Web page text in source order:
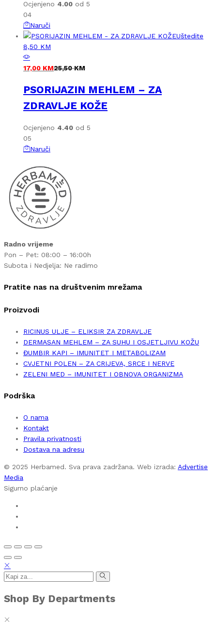
Ocjenjeno 4.00 od 5
04
Naruči
Uštedite
8,50 KM
17,00 KM25,50KM
PSORIJAZIN MEHLEM – ZA
ZDRAVLJE KOŽE
Ocjenjeno 4.40 od 5
05
Naruči
Radno vrijeme
Pon – Pet: 08:00 – 16:00h
Subota i Nedjelja: Ne radimo
Pratite nas na društvenim mrežama
Proizvodi
RICINUS ULJE – ELIKSIR ZA ZDRAVLJE
DERMASAN MEHLEM – ZA SUHU I OSJETLJIVU KOŽU
ĐUMBIR KAPI – IMUNITET I METABOLIZAM
CVJETNI POLEN – ZA CRIJEVA, SRCE I NERVE
ZELENI MED – IMUNITET I OBNOVA ORGANIZMA
Podrška
O nama
Kontakt
Pravila privatnosti
Dostava na adresu
© 2025 Herbamed. Sva prava zadržana. Web izrada: Advertise
Media
Sigurno plaćanje
Shop By Departments